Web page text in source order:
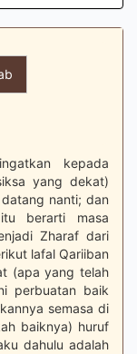
kepada
yang dekat)
nanti; dan
berarti masa
Zharaf dari
lafal Qariiban
(apa yang telah
perbuatan baik
semasa di
baiknya) huruf
dahulu adalah